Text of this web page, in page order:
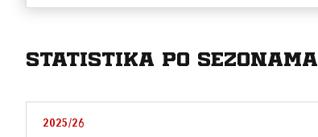
Statistika po sezonama
2025/26